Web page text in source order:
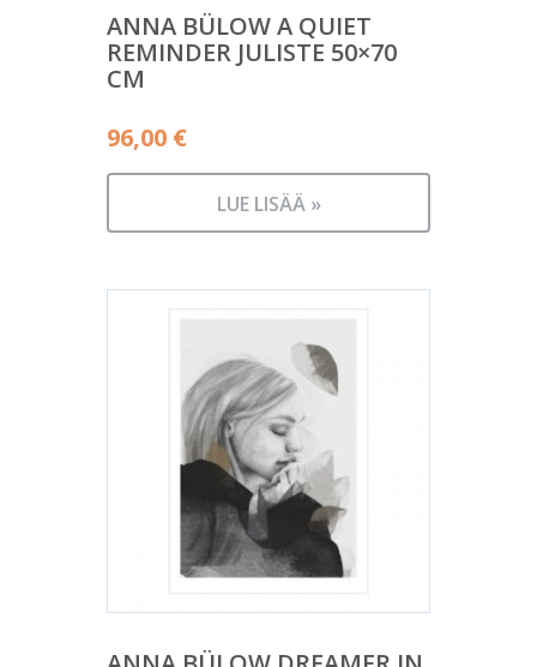
ANNA BÜLOW A QUIET
REMINDER JULISTE 50×70
CM
96,00 €
LUE LISÄÄ »